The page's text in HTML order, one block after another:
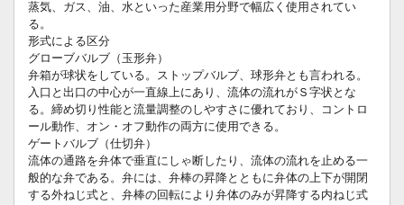
蒸気、ガス、油、水といった産業用分野で幅広く使用されてい
る。
形式による区分
グローブバルブ（玉形弁）
弁箱が球状をしている。ストップバルブ、球形弁とも言われる。
入口と出口の中心が一直線上にあり、流体の流れがＳ字状とな
る。締め切り性能と流量調整のしやすさに優れており、コントロ
ール動作、オン・オフ動作の両方に使用できる。
ゲートバルブ（仕切弁）
流体の通路を弁体で垂直にしゃ断したり、流体の流れを止める一
般的な弁である。弁には、弁棒の昇降とともに弁体の上下が開閉
する外ねじ式と、弁棒の回転により弁体のみが昇降する内ねじ式